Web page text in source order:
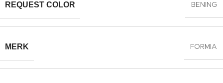
REQUEST COLOR BENING
MERK FORMIA